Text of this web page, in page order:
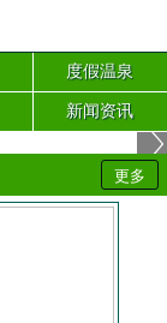
度假温泉
新闻资讯
更多